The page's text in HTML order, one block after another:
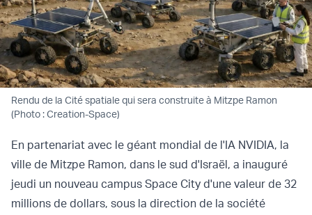
Rendu de la Cité spatiale qui sera construite à Mitzpe Ramon
(Photo : Creation-Space)
En partenariat avec le géant mondial de l'IA NVIDIA, la
ville de Mitzpe Ramon, dans le sud d'Israël, a inauguré
jeudi un nouveau campus Space City d'une valeur de 32
millions de dollars, sous la direction de la société